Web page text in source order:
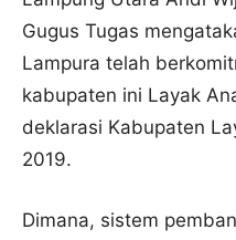
Gugus Tugas
Lampura telah
kabupaten ini Layak
deklarasi Kabupaten
2019.
Dimana, sistem